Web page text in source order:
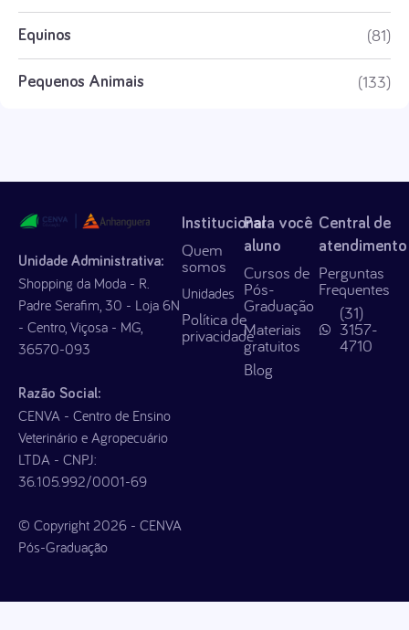
Equinos (81)
Pequenos Animais (133)
Unidade Administrativa:
Shopping da Moda - R.
Padre Serafim, 30 - Loja 6N
- Centro, Viçosa - MG,
36570-093
Razão Social:
CENVA - Centro de Ensino
Veterinário e Agropecuário
LTDA - CNPJ:
36.105.992/0001-69
© Copyright 2026 - CENVA
Pós-Graduação
Institucional
Quem
somos
Unidades
Política de
privacidade
Para você
aluno
Cursos de
Pós-
Graduação
Materiais
gratuitos
Blog
Central de
atendimento
Perguntas
Frequentes
(31)
3157-
4710